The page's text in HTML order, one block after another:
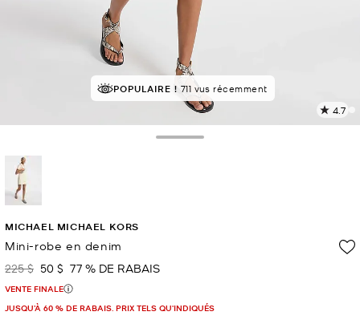
EN DEMANDE ! 17 vendus
POPULAIRE ! 711 vus récemment
4.7
MICHAEL MICHAEL KORS
Mini-robe en denim
était
225 $ maintenant
50 $ 77 % DE RABAIS
VENTE FINALE
JUSQU’À 60 % DE RABAIS. PRIX TELS QU'INDIQUÉS